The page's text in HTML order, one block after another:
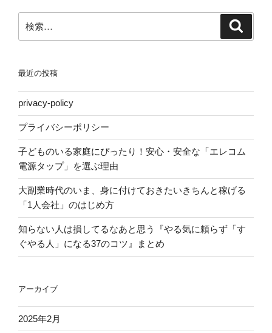
索:
最近の投稿
privacy-policy
プライバシーポリシー
子どものいる家庭にぴったり！安心・安全な「エレコム
電源タップ」を選ぶ理由
大副業時代のいま、身に付けておきたいきちんと稼げる
「1人会社」のはじめ方
知らない人は損してるなあと思う『やる気に頼らず「す
ぐやる人」になる37のコツ』まとめ
アーカイブ
2025年2月